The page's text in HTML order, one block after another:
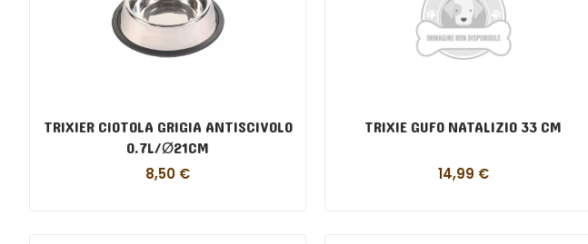
TRIXIER CIOTOLA GRIGIA ANTISCIVOLO
0.7L/Ø21CM
8,50 €
TRIXIE GUFO NATALIZIO 33 CM
14,99 €